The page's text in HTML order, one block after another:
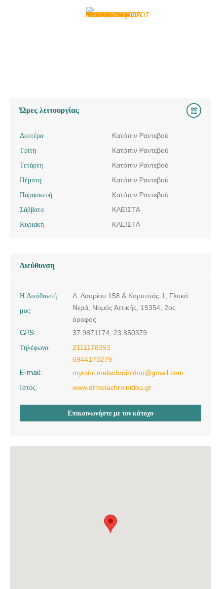
Ώρες λειτουργίας
Δευτέρα
Κατόπιν Ραντεβού
Τρίτη
Κατόπιν Ραντεβού
Τετάρτη
Κατόπιν Ραντεβού
Πέμπτη
Κατόπιν Ραντεβού
Παρασκευή
Κατόπιν Ραντεβού
Σάββατο
ΚΛΕΙΣΤΑ
Κυριακή
ΚΛΕΙΣΤΑ
Διεύθυνση
Η Διεύθυνσή
μας:
Λ. Λαυρίου 158 & Κορυτσάς 1, Γλυκά
Νερά, Νομός Αττικής, 15354, 2ος
όροφος
GPS:
37.9871174, 23.850379
Τηλέφωνο:
2111178393
6944173279
E-mail:
myrsini.melachroinidou@gmail.com
Ιστός:
www.drmelachroinidou.gr
Επικοινωνήστε με τον κάτοχο